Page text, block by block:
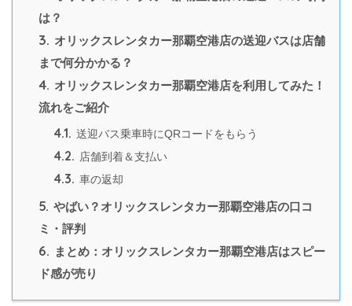
は？
3. オリックスレンタカー那覇空港店の送迎バスは店舗
まで何分かかる？
4. オリックスレンタカー那覇空港店を利用してみた！
流れをご紹介
4.1. 送迎バス乗車時にQRコードをもらう
4.2. 店舗到着＆支払い
4.3. 車の返却
5. やばい？オリックスレンタカー那覇空港店の口コ
ミ・評判
6. まとめ：オリックスレンタカー那覇空港店はスピー
ド感が売り